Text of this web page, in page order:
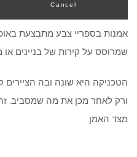
אמנות בספריי צבע מתבצעת
שמרוסס על קירות של בניינים או
הטכניקה היא שונה ובה
ורק לאחר מכן את מה שמסביב.
מצד האמן.